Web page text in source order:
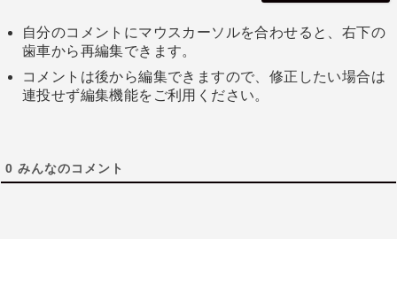
自分のコメントにマウスカーソルを合わせると、右下の
歯車から再編集できます。
コメントは後から編集できますので、修正したい場合は
連投せず編集機能をご利用ください。
0 みんなのコメント